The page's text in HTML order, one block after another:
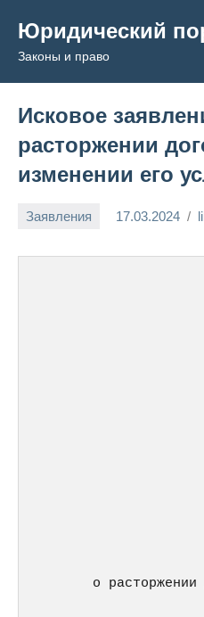
содержимому
Юридический
Законы и право
Исковое
расторжении
изменении его
Заявления 17.03.2024
о расторжении